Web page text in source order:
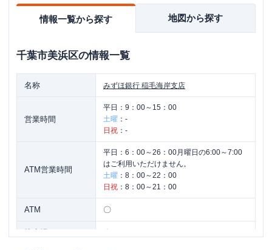
情報一覧から探す 地図から探す
千葉市美浜区の情報一覧
名称 みずほ銀行 稲毛海岸支店
営業時間
平日： 9：00～15：00
土曜 ： -
日祝 ： -
ATM営業時間
平日： 6：00～26：00月曜日の6:00～7:00
はご利用いただけません。
土曜 ： 8：00～22：00
日祝 ： 8：00～21：00
ATM 〇